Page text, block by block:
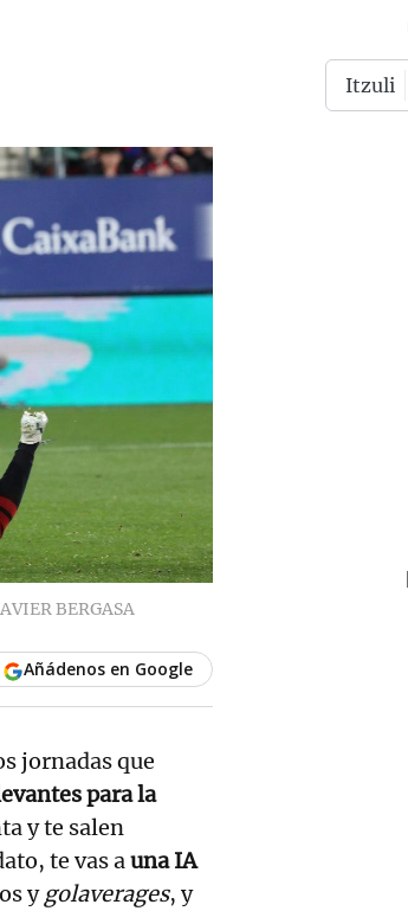
Itzuli
BERGASA
Añádenos en Google
jornadas que
para la
y te salen
te vas auna IA
y golaverages, y